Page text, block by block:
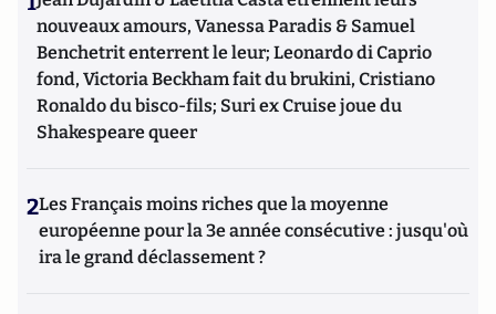
nouveaux amours, Vanessa Paradis & Samuel
Benchetrit enterrent le leur; Leonardo di Caprio
fond, Victoria Beckham fait du brukini, Cristiano
Ronaldo du bisco-fils; Suri ex Cruise joue du
Shakespeare queer
2Les Français moins riches que la moyenne
européenne pour la 3e année consécutive : jusqu'où
ira le grand déclassement ?